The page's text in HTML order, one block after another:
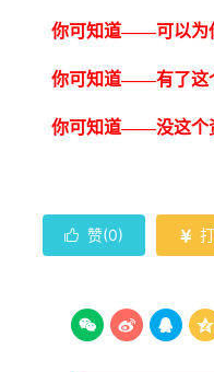
你可知道——可以为
你可知道——有了这
你可知道——没这个
 赞(0) 
   